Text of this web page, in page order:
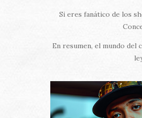
Si eres fanático de los
En resumen, el mundo del